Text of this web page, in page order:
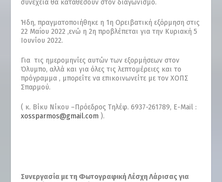
συνέχεια θα καταθέσουν στον διαγωνισμό.
Ήδη, πραγματοποιήθηκε η 1η Ορειβατική εξόρμηση στις
22 Μαΐου 2022 ,ενώ η 2η προβλέπεται για την Κυριακή 5
Ιουνίου 2022.
Για τις ημερομηνίες αυτών των εξορμήσεων στον
Όλυμπο, αλλά και για όλες τις λεπτομέρειες και το
πρόγραμμα , μπορείτε να επικοινωνείτε με τον ΧΟΠΣ
Σπαρμού.
( κ. Βίκυ Νίκου –Πρόεδρος Τηλέφ. 6937-261789, E-Mail :
xossparmos@gmail.com ).
Συνεργασία με τη Φωτογραφική Λέσχη Λάρισας για